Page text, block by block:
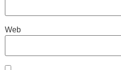
Web